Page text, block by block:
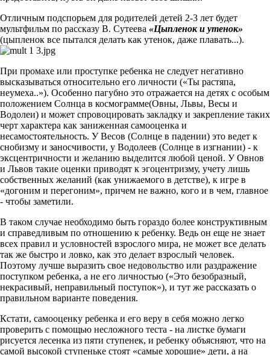
Отличным подспорьем для родителей детей 2-3 лет будет
мультфильм по рассказу В. Сутеева «Цыпленок и утенок»
(цыпленок все пытался делать как утенок, даже плавать...).
При промахе или проступке ребенка не следует негативно
высказываться относительно его личности («Ты растяпа,
неумеха..»). Особенно пагубно это отражается на детях с особым
положением Солнца в космограмме(Овны, Львы, Весы и
Водолеи) и может спровоцировать закладку и закрепление таких
черт характера как заниженная самооценка и
несамостоятельность. У Весов (Солнце в падении) это ведет к
снобизму и заносчивости, у Водолеев (Солнце в изгнании) - к
эксцентричности и желанию выделится любой ценой. У Овнов
и Львов такие оценки приводят к эгоцентризму, учету лишь
собственных желаний (как унижаемого в детстве), к игре в
«догоним и перегоним», причем не важно, кого и в чем, главное
- чтобы заметили.
В таком случае необходимо быть гораздо более конструктивным
и справедливым по отношению к ребенку. Ведь он еще не знает
всех правил и условностей взрослого мира, не может все делать
так же быстро и ловко, как это делает взрослый человек.
Поэтому лучше выразить свое недовольство или раздражение
поступком ребенка, а не его личностью («Это безобразный,
некрасивый, неправильный поступок»), и тут же рассказать о
правильном варианте поведения.
Кстати, самооценку ребенка и его веру в себя можно легко
проверить с помощью несложного теста - на листке бумаги
рисуется лесенка из пяти ступенек, и ребенку объясняют, что на
самой высокой ступеньке стоят «самые хорошие» дети, а на